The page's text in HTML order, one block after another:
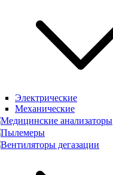
Электрические
Механические
Медицинские анализаторы
Пылемеры
Вентиляторы дегазации